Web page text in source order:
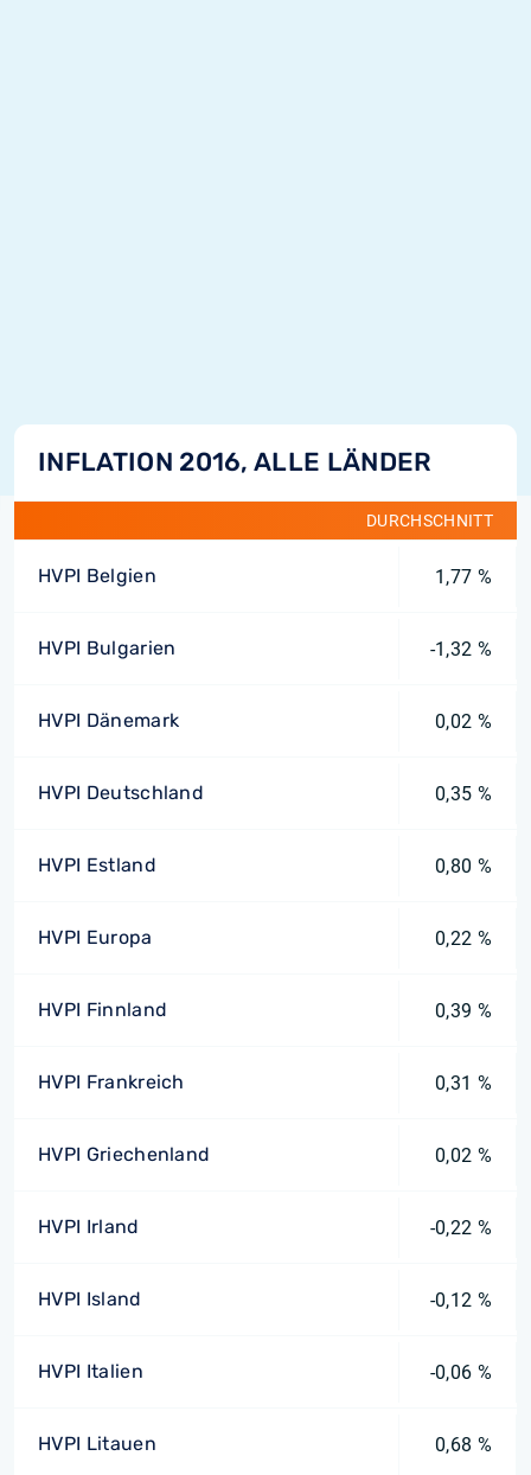
INFLATION 2016, ALLE LÄNDER
DURCHSCHNITT
HVPI Belgien 1,77 %
HVPI Bulgarien -1,32 %
HVPI Dänemark 0,02 %
HVPI Deutschland 0,35 %
HVPI Estland 0,80 %
HVPI Europa 0,22 %
HVPI Finnland 0,39 %
HVPI Frankreich 0,31 %
HVPI Griechenland 0,02 %
HVPI Irland -0,22 %
HVPI Island -0,12 %
HVPI Italien -0,06 %
HVPI Litauen 0,68 %